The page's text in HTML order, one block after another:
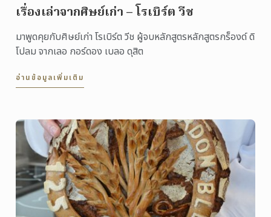
เรื่องเล่าจากศิษย์เก่า – โรเบิร์ต วีช
มาพูดคุยกับศิษย์เก่า โรเบิร์ต วีช ผู้จบหลักสูตรหลักสูตรกร็องด์ ดิ
โปลม จากเลอ กอร์ดอง เบลอ ดุสิต
อ่านข้อมูลเพิ่มเติม